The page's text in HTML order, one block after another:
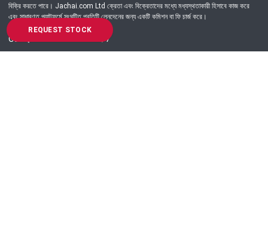
REQUEST STOCK
বিক্রি করতে পারে। Jachai.com Ltd ক্রেতা এবং বিক্রেতাদের মধ্যে মধ্যস্থতাকারী হিসাবে কাজ করে
এবং সাধারণত প্ল্যাটফর্মে সংঘটিত প্রতিটি লেনদেনের জন্য একটি কমিশন বা ফি চার্জ করে।
Got Question? Call us 24/7